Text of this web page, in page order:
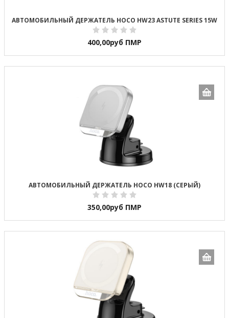
АВТОМОБИЛЬНЫЙ ДЕРЖАТЕЛЬ HOCO HW23 ASTUTE SERIES 15W
400,00руб ПМР
АВТОМОБИЛЬНЫЙ ДЕРЖАТЕЛЬ HOCO HW18 (СЕРЫЙ)
350,00руб ПМР